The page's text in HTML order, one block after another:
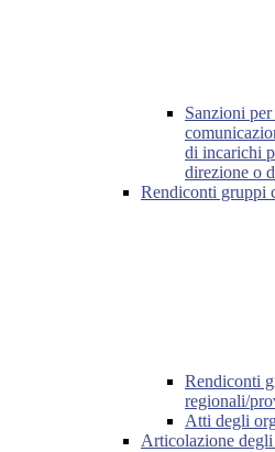
Sanzioni
di incarichi
direzione o
Rendiconti gruppi
Rendiconti
regionali/
Atti degli
Articolazione